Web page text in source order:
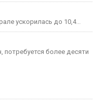
ускорилась до 10,4...
более десяти